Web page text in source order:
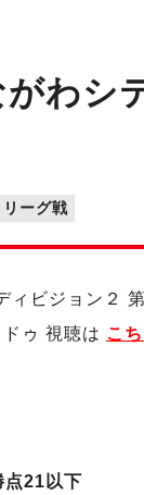
わシ
リーグ戦
ビジョン２
ゥ 視聴は こ
21以下